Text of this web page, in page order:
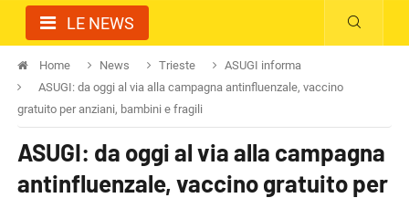
LE NEWS
Home News Trieste
ASUGI informa
ASUGI: da oggi al via alla campagna antinfluenzale, vaccino
gratuito per anziani, bambini e fragili
ASUGI: da oggi al via alla campagna
antinfluenzale, vaccino gratuito per